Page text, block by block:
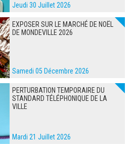
Jeudi 30 Juillet 2026
EXPOSER SUR LE MARCHÉ DE NOËL
DE MONDEVILLE 2026
Samedi 05 Décembre 2026
PERTURBATION TEMPORAIRE DU
STANDARD TÉLÉPHONIQUE DE LA
VILLE
Mardi 21 Juillet 2026